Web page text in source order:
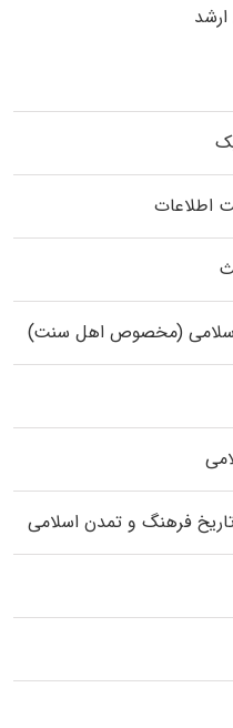
اطلاعات
اسلامی (مخصوص اهل سنت)
فرهنگ و تمدن اسلامی